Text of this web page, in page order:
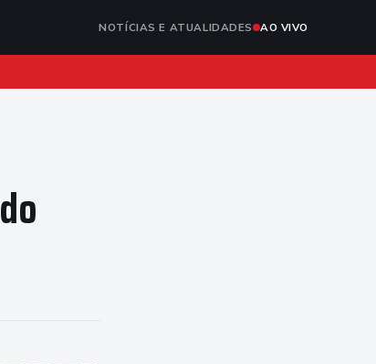
NOTÍCIAS E ATUALIDADES AO VIVO